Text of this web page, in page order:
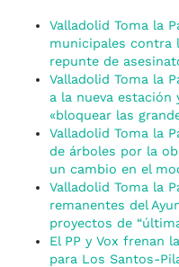
Valladolid Toma la
municipales contra
repunte de
Valladolid Toma la
a la nueva estación
«bloquear las
Valladolid Toma la
de árboles por la
un cambio en el
Valladolid Toma la
remanentes del
proyectos de
El PP y Vox frenan
para Los Santos-